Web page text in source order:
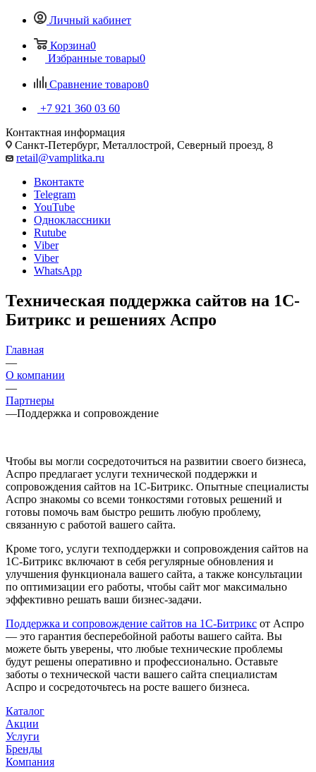
Личный кабинет
Корзина0
Избранные товары0
Сравнение товаров0
+7 921 360 03 60
Контактная информация
Санкт-Петербург, Металлострой, Северный проезд, 8
retail@vamplitka.ru
Вконтакте
Telegram
YouTube
Одноклассники
Rutube
Viber
Viber
WhatsApp
Техническая поддержка сайтов на 1С-
Битрикс и решениях Аспро
Главная
—
О компании
—
Партнеры
—Поддержка и сопровождение
Чтобы вы могли сосредоточиться на развитии своего бизнеса,
Аспро предлагает услуги технической поддержки и
сопровождения сайтов на 1С-Битрикс. Опытные специалисты
Аспро знакомы со всеми тонкостями готовых решений и
готовы помочь вам быстро решить любую проблему,
связанную с работой вашего сайта.
Кроме того, услуги техподдержки и сопровождения сайтов на
1С-Битрикс включают в себя регулярные обновления и
улучшения функционала вашего сайта, а также консультации
по оптимизации его работы, чтобы сайт мог максимально
эффективно решать ваши бизнес-задачи.
Поддержка и сопровождение сайтов на 1С-Битрикс от Аспро
— это гарантия бесперебойной работы вашего сайта. Вы
можете быть уверены, что любые технические проблемы
будут решены оперативно и профессионально. Оставьте
заботы о технической части вашего сайта специалистам
Аспро и сосредоточьтесь на росте вашего бизнеса.
Каталог
Акции
Услуги
Бренды
Компания